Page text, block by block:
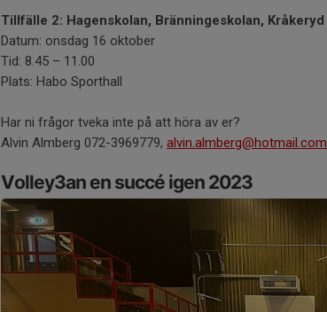
Tillfälle 2: Hagenskolan, Bränningeskolan, Kråkeryd
Datum: onsdag 16 oktober
Tid: 8.45 – 11.00
Plats: Habo Sporthall
Har ni frågor tveka inte på att höra av er?
Alvin Almberg 072-3969779, alvin.almberg@hotmail.com
Volley3an en succé igen 2023